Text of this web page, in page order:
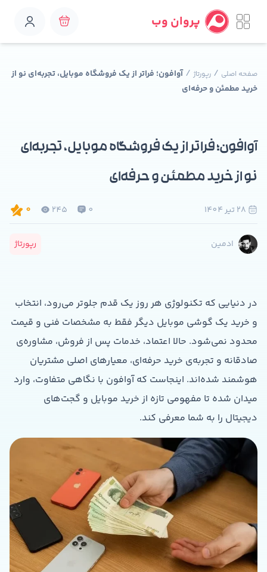
پروان وب
صفحه اصلی / رپورتاژ /آوافون؛ فراتر از یک فروشگاه موبایل، تجربه‌ای نو از
خرید مطمئن و حرفه‌ای
0
245
0
آوافون؛ فراتر از یک فروشگاه موبایل، تجربه‌ای
نو از خرید مطمئن و حرفه‌ای
ادمین رپورتاژ
در دنیایی که تکنولوژی هر روز یک قدم جلوتر می‌رود، انتخاب
و خرید یک گوشی موبایل دیگر فقط به مشخصات فنی و قیمت
محدود نمی‌شود. حالا اعتماد، خدمات پس از فروش، مشاوره‌ی
صادقانه و تجربه‌ی خرید حرفه‌ای، معیارهای اصلی مشتریان
هوشمند شده‌اند. اینجاست که آوافون با نگاهی متفاوت، وارد
میدان شده تا مفهومی تازه از خرید موبایل و گجت‌های
دیجیتال را به شما معرفی کند.